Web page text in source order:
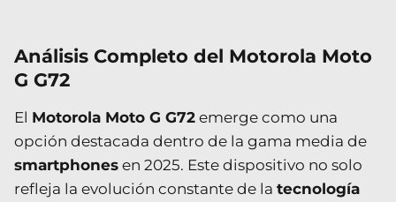
Análisis Completo del Motorola Moto
G G72
El Motorola Moto G G72 emerge como una
opción destacada dentro de la gama media de
smartphones en 2025. Este dispositivo no solo
refleja la evolución constante de la tecnología